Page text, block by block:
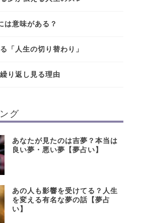
は意味がある？
「人生の切り替わり」
り返し見る理由
グ
あなたが見たのは吉夢？本当は
良い夢・悪い夢【夢占い】
あの人も影響を受けてる？人生
を変える有名な夢の話【夢占
い】